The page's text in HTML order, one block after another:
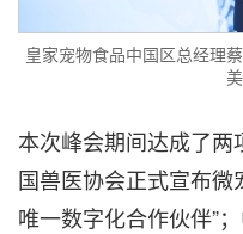
皇家宠物食品中国区总经理
本次峰会期间达成了
国兽医协会正式宣布微
唯一数字化合作伙伴”